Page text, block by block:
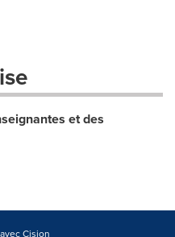
et des
Cision